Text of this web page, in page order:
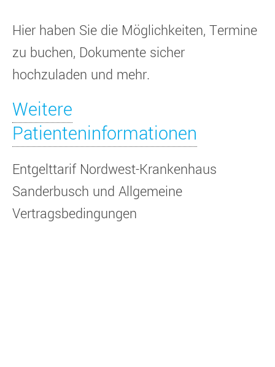
Hier haben Sie die Möglichkeiten, Termine
zu buchen, Dokumente sicher
hochzuladen und mehr.
Weitere
Patienteninformationen
Entgelttarif Nordwest-Krankenhaus
Sanderbusch und Allgemeine
Vertragsbedingungen